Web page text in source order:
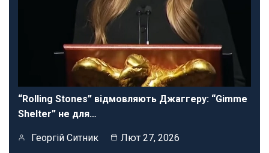
“Rolling Stones” відмовляють Джаггеру: “Gimme
Shelter” не для…
Георгій Ситник Лют 27, 2026